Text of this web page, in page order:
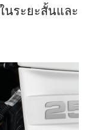
นระยะสั้นและ